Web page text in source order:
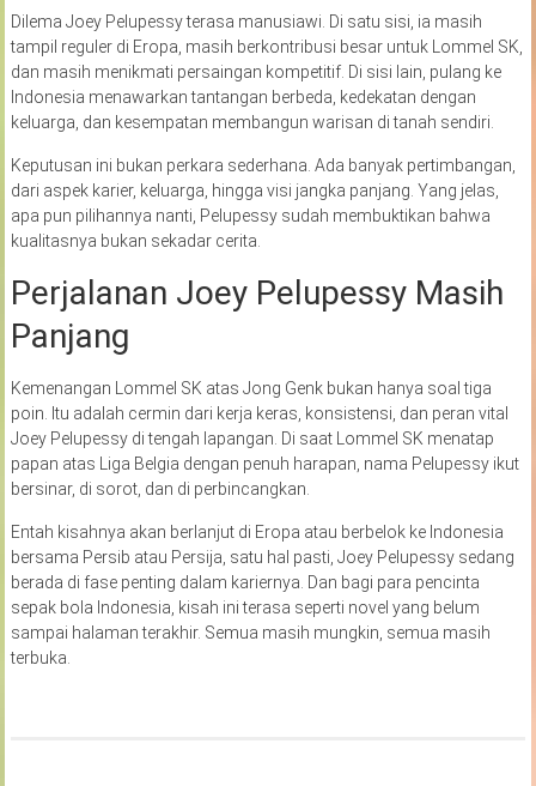
Dilema Joey Pelupessy terasa manusiawi. Di satu sisi, ia masih
tampil reguler di Eropa, masih berkontribusi besar untuk Lommel SK,
dan masih menikmati persaingan kompetitif. Di sisi lain, pulang ke
Indonesia menawarkan tantangan berbeda, kedekatan dengan
keluarga, dan kesempatan membangun warisan di tanah sendiri.
Keputusan ini bukan perkara sederhana. Ada banyak pertimbangan,
dari aspek karier, keluarga, hingga visi jangka panjang. Yang jelas,
apa pun pilihannya nanti, Pelupessy sudah membuktikan bahwa
kualitasnya bukan sekadar cerita.
Perjalanan Joey Pelupessy Masih
Panjang
Kemenangan Lommel SK atas Jong Genk bukan hanya soal tiga
poin. Itu adalah cermin dari kerja keras, konsistensi, dan peran vital
Joey Pelupessy di tengah lapangan. Di saat Lommel SK menatap
papan atas Liga Belgia dengan penuh harapan, nama Pelupessy ikut
bersinar, di sorot, dan di perbincangkan.
Entah kisahnya akan berlanjut di Eropa atau berbelok ke Indonesia
bersama Persib atau Persija, satu hal pasti, Joey Pelupessy sedang
berada di fase penting dalam kariernya. Dan bagi para pencinta
sepak bola Indonesia, kisah ini terasa seperti novel yang belum
sampai halaman terakhir. Semua masih mungkin, semua masih
terbuka.